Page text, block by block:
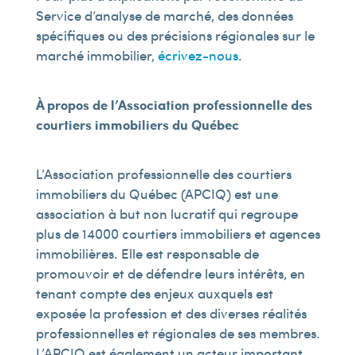
Service d’analyse de marché, des données
spécifiques ou des précisions régionales sur le
marché immobilier, écrivez-nous.
À propos de l’Association professionnelle des
courtiers immobiliers du Québec
L’Association professionnelle des courtiers
immobiliers du Québec (APCIQ) est une
association à but non lucratif qui regroupe
plus de 14 000 courtiers immobiliers et agences
immobilières. Elle est responsable de
promouvoir et de défendre leurs intérêts, en
tenant compte des enjeux auxquels est
exposée la profession et des diverses réalités
professionnelles et régionales de ses membres.